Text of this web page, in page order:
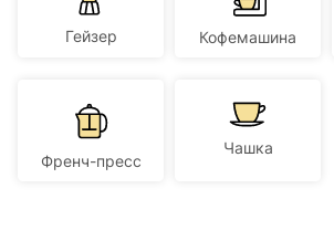
Гейзер Кофемашина
Френч-пресс
Чашка